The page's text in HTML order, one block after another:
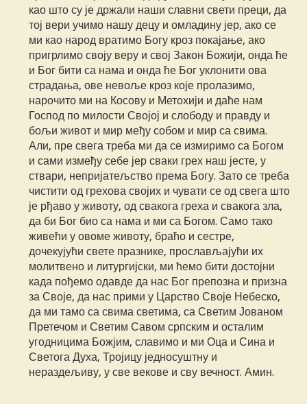
као што су је држали наши славни свети преци, да
тој вери учимо нашу децу и омладину јер, ако се
ми као народ вратимо Богу кроз покајање, ако
пригрлимо своју веру и свој Закон Божији, онда ће
и Бог бити са нама и онда ће Бог уклонити ова
страдања, ове невоље кроз које пролазимо,
нарочито ми на Косову и Метохији и даће нам
Господ по милости Својој и слободу и правду и
бољи живот и мир међу собом и мир са свима.
Али, пре свега треба ми да се измиримо са Богом
и сами између себе јер сваки грех наш јесте, у
ствари, непријатељство према Богу. Зато се треба
чистити од грехова својих и чувати се од свега што
је рђаво у животу, од свакога греха и свакога зла,
да би Бог био са нама и ми са Богом. Само тако
живећи у овоме животу, браћо и сестре,
дочекујући свете празнике, прослављајући их
молитвено и литургијски, ми ћемо бити достојни
када пођемо одавде да нас Бог препозна и призна
за Своје, да нас прими у Царство Своје Небеско,
да ми тамо са свима светима, са Светим Јованом
Претечом и Светим Савом српским и осталим
угодницима Божјим, славимо и ми Оца и Сина и
Светога Духа, Тројицу једносуштну и
нераздељиву, у све векове и сву вечност. Амин.